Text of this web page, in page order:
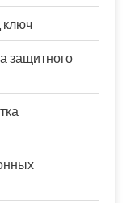
ключ
защитного